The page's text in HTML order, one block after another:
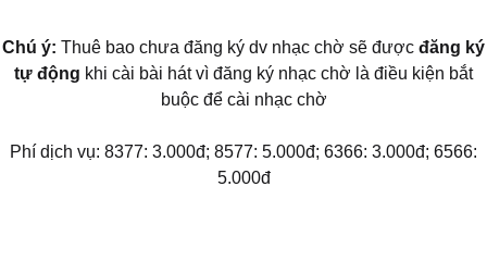
Chú ý: Thuê bao chưa đăng ký dv nhạc chờ sẽ được đăng ký
tự động khi cài bài hát vì đăng ký nhạc chờ là điều kiện bắt
buộc để cài nhạc chờ
Phí dịch vụ: 8377: 3.000đ; 8577: 5.000đ; 6366: 3.000đ; 6566:
5.000đ